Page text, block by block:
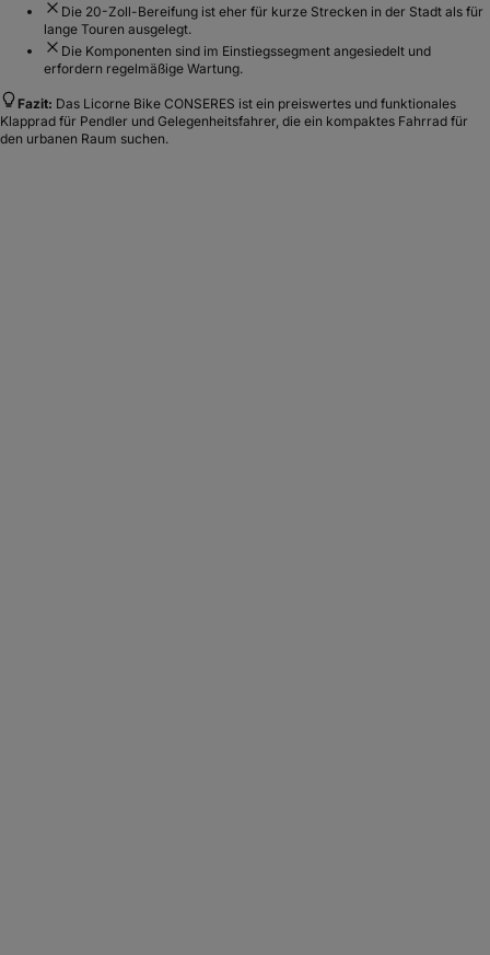
Die 20-Zoll-Bereifung ist eher für kurze Strecken in der Stadt als für
lange Touren ausgelegt.
Die Komponenten sind im Einstiegssegment angesiedelt und
erfordern regelmäßige Wartung.
Fazit: Das Licorne Bike CONSERES ist ein preiswertes und funktionales
Klapprad für Pendler und Gelegenheitsfahrer, die ein kompaktes Fahrrad für
den urbanen Raum suchen.